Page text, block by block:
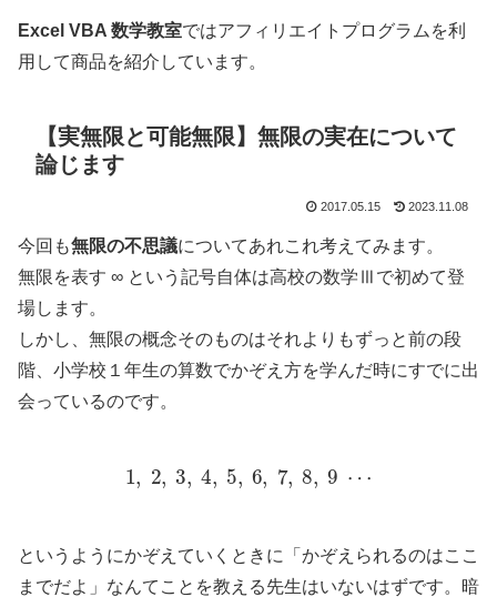
Excel VBA 数学教室ではアフィリエイトプログラムを利
用して商品を紹介しています。
【実無限と可能無限】無限の実在について
論じます
2017.05.15 2023.11.08
今回も無限の不思議についてあれこれ考えてみます。
無限を表す ∞ という記号自体は高校の数学Ⅲで初めて登
場します。
しかし、無限の概念そのものはそれよりもずっと前の段
階、小学校１年生の算数でかぞえ方を学んだ時にすでに出
会っているのです。
, 2 , 3 4 5 6 7, 8, 9
というようにかぞえていくときに「かぞえられるのはここ
までだよ」なんてことを教える先生はいないはずです。暗